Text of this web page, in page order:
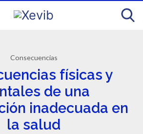
Consecuencias
físicas y
de una
inadecuada en
la salud